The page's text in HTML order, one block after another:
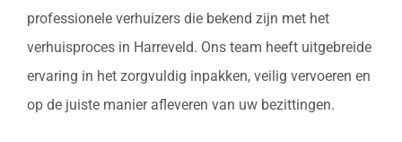
professionele verhuizers die bekend zijn met het
verhuisproces in Harreveld. Ons team heeft uitgebreide
ervaring in het zorgvuldig inpakken, veilig vervoeren en
op de juiste manier afleveren van uw bezittingen.